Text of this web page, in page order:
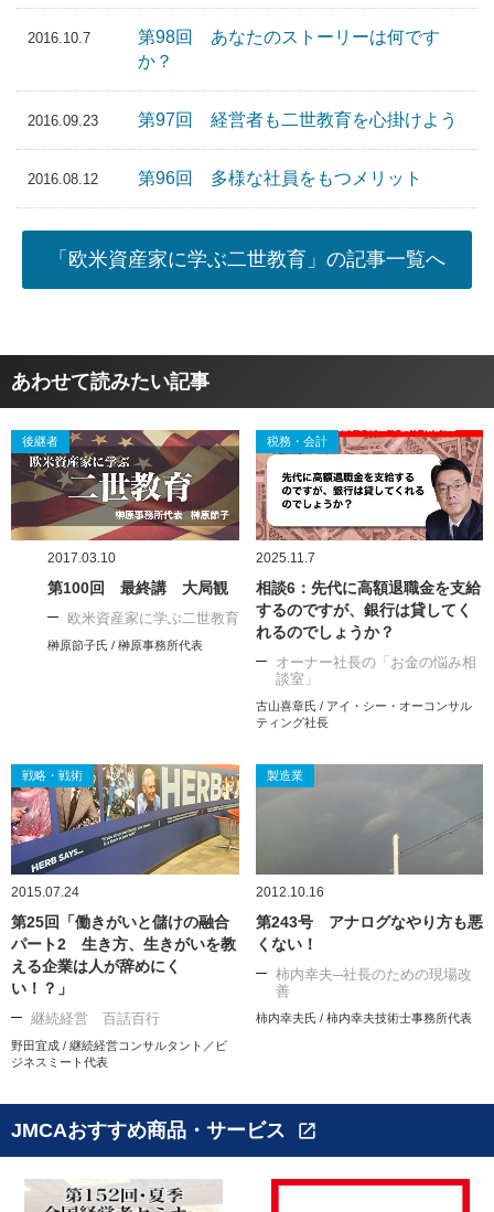
2016.10.7
第98回 あなたのストーリーは何です
か？
2016.09.23 第97回 経営者も二世教育を心掛けよう
2016.08.12 第96回 多様な社員をもつメリット
「欧米資産家に学ぶ二世教育」の記事一覧へ
あわせて読みたい記事
後継者
2017.03.10
第100回 最終講 大局観
欧米資産家に学ぶ二世教育
榊原節子氏 / 榊原事務所代表
税務・会計
2025.11.7
相談6：先代に高額退職金を支給
するのですが、銀行は貸してく
れるのでしょうか？
オーナー社長の「お金の悩み相
談室」
古山喜章氏 / アイ・シー・オーコンサル
ティング社長
戦略・戦術
2015.07.24
第25回「働きがいと儲けの融合
パート2 生き方、生きがいを教
える企業は人が辞めにく
い！？」
継続経営 百話百行
野田宜成 / 継続経営コンサルタント／ビ
ジネスミート代表
製造業
2012.10.16
第243号 アナログなやり方も悪
くない！
柿内幸夫─社長のための現場改
善
柿内幸夫氏 / 柿内幸夫技術士事務所代表
JMCAおすすめ商品・サービス open_in_new